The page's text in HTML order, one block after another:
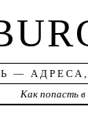
—
Как попасть в